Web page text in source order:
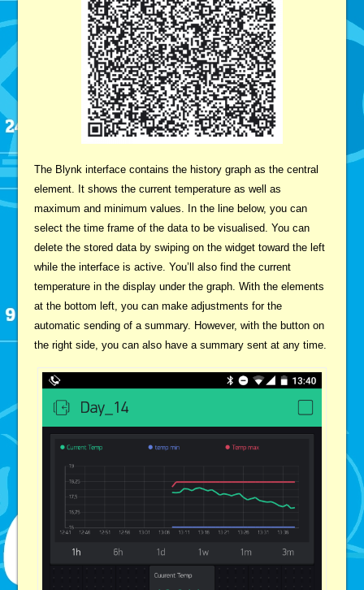
The Blynk interface contains the history graph as the central
element. It shows the current temperature as well as
maximum and minimum values. In the line below, you can
select the time frame of the data to be visualised. You can
delete the stored data by swiping on the widget toward the left
while the interface is active. You’ll also find the current
temperature in the display under the graph. With the elements
at the bottom left, you can make adjustments for the
automatic sending of a summary. However, with the button on
the right side, you can also have a summary sent at any time.